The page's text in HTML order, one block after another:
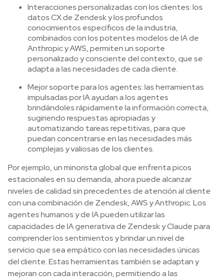
Interacciones personalizadas con los clientes: los
datos CX de Zendesk y los profundos
conocimientos específicos de la industria,
combinados con los potentes modelos de IA de
Anthropic y AWS, permiten un soporte
personalizado y consciente del contexto, que se
adapta a las necesidades de cada cliente.
Mejor soporte para los agentes: las herramientas
impulsadas por IA ayudan a los agentes
brindándoles rápidamente la información correcta,
sugiriendo respuestas apropiadas y
automatizando tareas repetitivas, para que
puedan concentrarse en las necesidades más
complejas y valiosas de los clientes.
Por ejemplo, un minorista global que enfrenta picos
estacionales en su demanda, ahora puede alcanzar
niveles de calidad sin precedentes de atención al cliente
con una combinación de Zendesk, AWS y Anthropic. Los
agentes humanos y de IA pueden utilizar las
capacidades de IA generativa de Zendesk y Claude para
comprender los sentimientos y brindar un nivel de
servicio que sea empático con las necesidades únicas
del cliente. Estas herramientas también se adaptan y
mejoran con cada interacción, permitiendo a las